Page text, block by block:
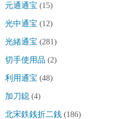
元通通宝 (15)
光中通宝 (12)
光緒通宝 (281)
切手使用品 (2)
利用通宝 (48)
加刀鐚 (4)
北宋鉄銭折二銭 (186)